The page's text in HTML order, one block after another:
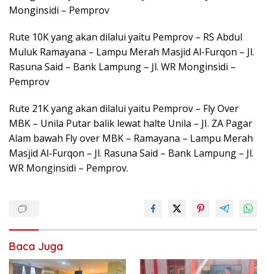
Monginsidi – Pemprov
Rute 10K yang akan dilalui yaitu Pemprov – RS Abdul
Muluk Ramayana – Lampu Merah Masjid Al-Furqon – Jl.
Rasuna Said – Bank Lampung – Jl. WR Monginsidi –
Pemprov
Rute 21K yang akan dilalui yaitu Pemprov – Fly Over
MBK – Unila Putar balik lewat halte Unila – JI. ZA Pagar
Alam bawah Fly over MBK – Ramayana – Lampu Merah
Masjid Al-Furqon – Jl. Rasuna Said – Bank Lampung – Jl.
WR Monginsidi – Pemprov.
Baca Juga